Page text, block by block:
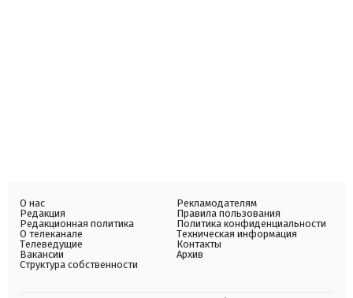
О нас
Редакция
Редакционная политика
О телеканале
Телеведущие
Вакансии
Структура собственности
Рекламодателям
Правила пользования
Политика конфиденциальности
Техническая информация
Контакты
Архив